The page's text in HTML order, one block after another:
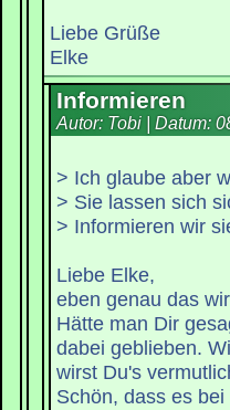
Liebe Grüße
Elke
Informieren
Autor: Tobi | Datum:
> Ich glaube aber
> Sie lassen sich
> Informieren wir
Liebe Elke,
eben genau das
Hätte man Dir
dabei geblieben.
wirst Du's
Schön, dass es